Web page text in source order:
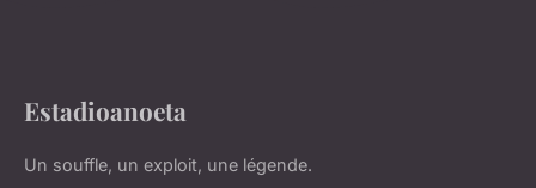
Estadioanoeta
Un souffle, un exploit, une légende.